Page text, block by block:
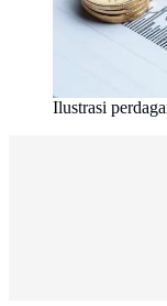
Ilustrasi